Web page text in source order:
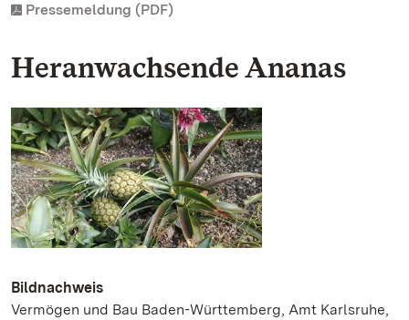
Pressemeldung (PDF)
Heranwachsende Ananas
Bildnachweis
Vermögen und Bau Baden-Württemberg, Amt Karlsruhe,